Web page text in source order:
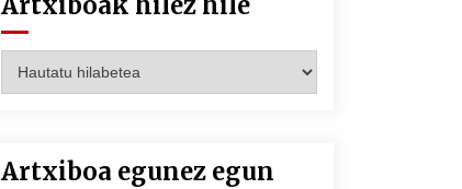
hilez
Artxiboa egunez egun